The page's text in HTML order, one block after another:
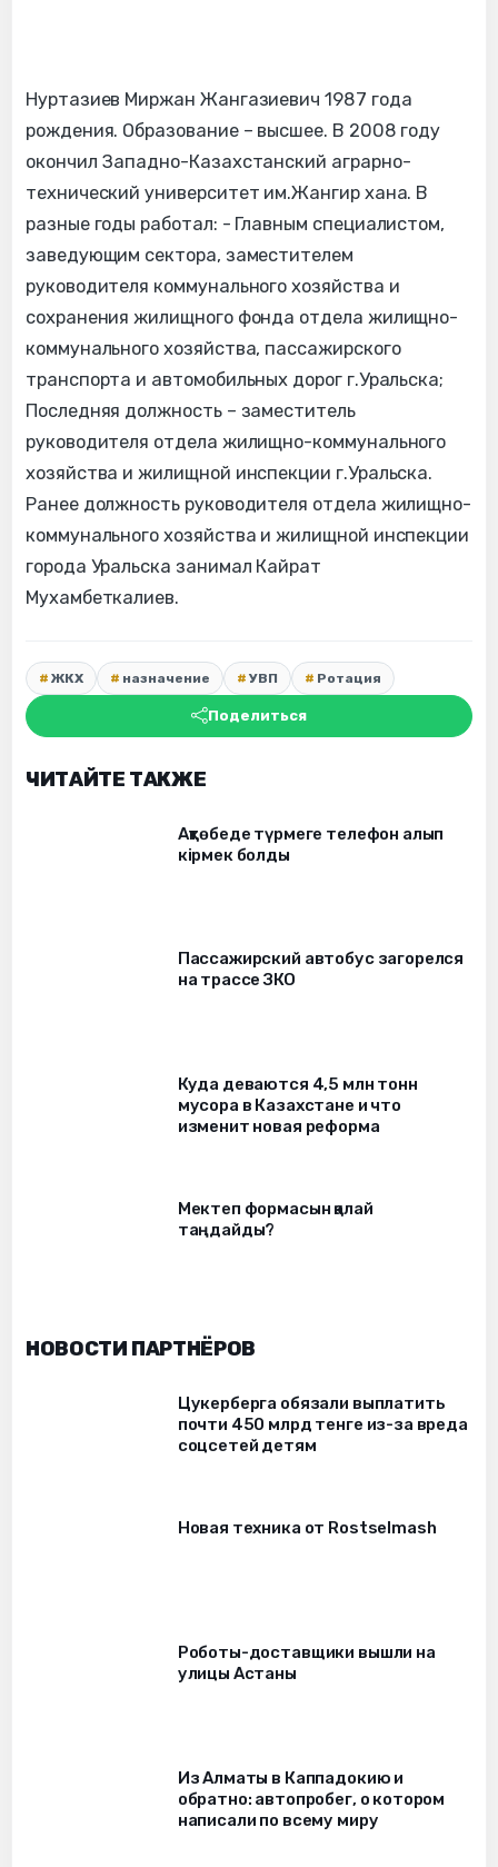
Нуртазиев Миржан Жангазиевич 1987 года
рождения. Образование – высшее. В 2008 году
окончил Западно-Казахстанский аграрно-
технический университет им.Жангир хана. В
разные годы работал: - Главным специалистом,
заведующим сектора, заместителем
руководителя коммунального хозяйства и
сохранения жилищного фонда отдела жилищно-
коммунального хозяйства, пассажирского
транспорта и автомобильных дорог г.Уральска;
Последняя должность – заместитель
руководителя отдела жилищно-коммунального
хозяйства и жилищной инспекции г.Уральска.
Ранее должность руководителя отдела жилищно-
коммунального хозяйства и жилищной инспекции
города Уральска занимал Кайрат
Мухамбеткалиев.
ЖКХ назначение УВП Ротация
Поделиться
ЧИТАЙТЕ ТАКЖЕ
Ақтөбеде түрмеге телефон алып
кірмек болды
Пассажирский автобус загорелся
на трассе ЗКО
Куда деваются 4,5 млн тонн
мусора в Казахстане и что
изменит новая реформа
Мектеп формасын қалай
таңдайды?
НОВОСТИ ПАРТНЁРОВ
Цукерберга обязали выплатить
почти 450 млрд тенге из-за вреда
соцсетей детям
Новая техника от Rostselmash
Роботы-доставщики вышли на
улицы Астаны
Из Алматы в Каппадокию и
обратно: автопробег, о котором
написали по всему миру